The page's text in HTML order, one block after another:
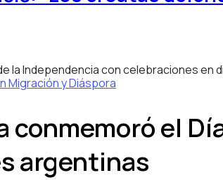
Migración y Diáspora
conmemoró el
argentinas